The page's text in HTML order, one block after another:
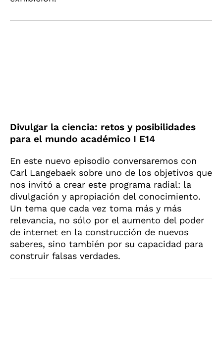
Divulgar la ciencia: retos y posibilidades
para el mundo académico I E14
En este nuevo episodio conversaremos con
Carl Langebaek sobre uno de los objetivos que
nos invitó a crear este programa radial: la
divulgación y apropiación del conocimiento.
Un tema que cada vez toma más y más
relevancia, no sólo por el aumento del poder
de internet en la construcción de nuevos
saberes, sino también por su capacidad para
construir falsas verdades.